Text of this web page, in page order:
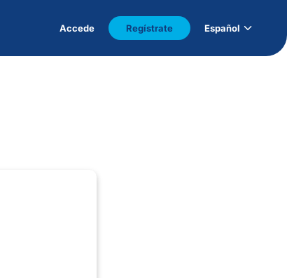
Accede Regístrate Español